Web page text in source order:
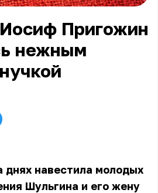
Пригожин
нежным
днях навестила молодых
Шульгина и его жену